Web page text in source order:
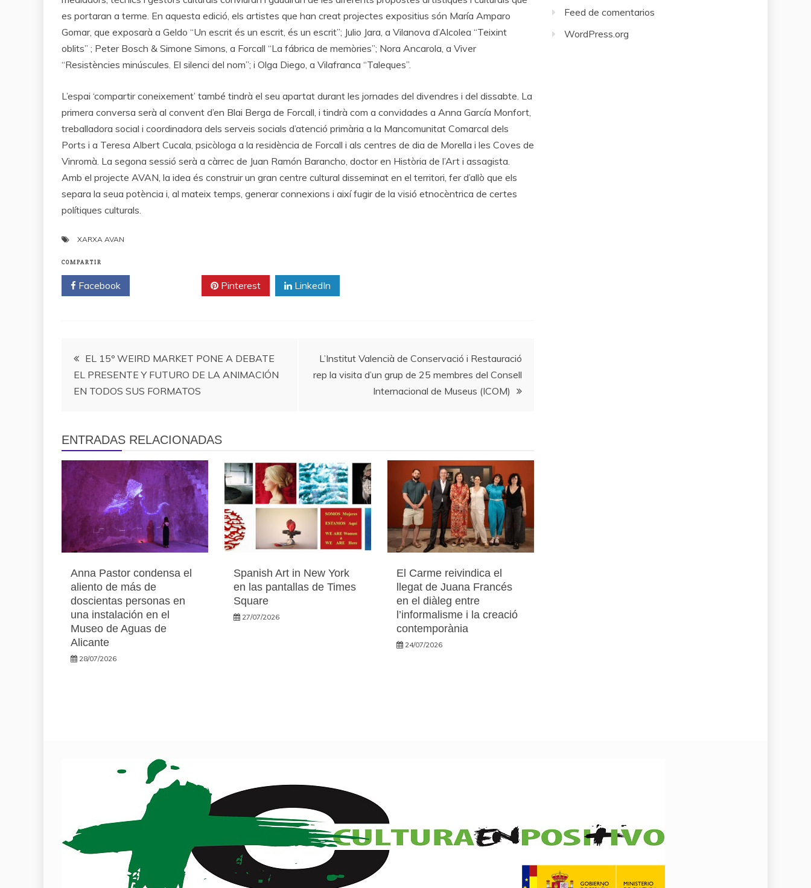
es portaran a terme. En aquesta edició, els artistes que han creat projectes expositius són María Amparo
Gomar, que exposarà a Geldo “Un escrit és un escrit, és un escrit”; Julio Jara, a Vilanova d’Alcolea “Teixint
oblits” ; Peter Bosch & Simone Simons, a Forcall “La fábrica de memòries”; Nora Ancarola, a Viver
“Resistències minúscules. El silenci del nom”; i Olga Diego, a Vilafranca “Taleques”.
L’espai ‘compartir coneixement’ també tindrà el seu apartat durant les jornades del divendres i del dissabte. La
primera conversa serà al convent d’en Blai Berga de Forcall, i tindrà com a convidades a Anna García Monfort,
treballadora social i coordinadora dels serveis socials d’atenció primària a la Mancomunitat Comarcal dels
Ports i a Teresa Albert Cucala, psicòloga a la residència de Forcall i als centres de dia de Morella i les Coves de
Vinromà. La segona sessió serà a càrrec de Juan Ramón Barancho, doctor en Història de l’Art i assagista.
Amb el projecte AVAN, la idea és construir un gran centre cultural disseminat en el territori, fer d’allò que els
separa la seua potència i, al mateix temps, generar connexions i així fugir de la visió etnocèntrica de certes
polítiques culturals.
XARXA AVAN
COMPARTIR
Facebook Pinterest LinkedIn
Navegación
de
EL 15º WEIRD MARKET PONE A DEBATE
EL PRESENTE Y FUTURO DE LA ANIMACIÓN
EN TODOS SUS FORMATOS
L’Institut Valencià de Conservació i Restauració
rep la visita d’un grup de 25 membres del Consell
Internacional de Museus (ICOM)
ENTRADAS RELACIONADAS
Anna Pastor condensa el
aliento de más de
doscientas personas en
una instalación en el
Museo de Aguas de
Alicante
28/07/2026
Spanish Art in New York
en las pantallas de Times
Square
27/07/2026
El Carme reivindica el
llegat de Juana Francés
en el diàleg entre
l’informalisme i la creació
contemporània
24/07/2026
Feed de comentarios
WordPress.org